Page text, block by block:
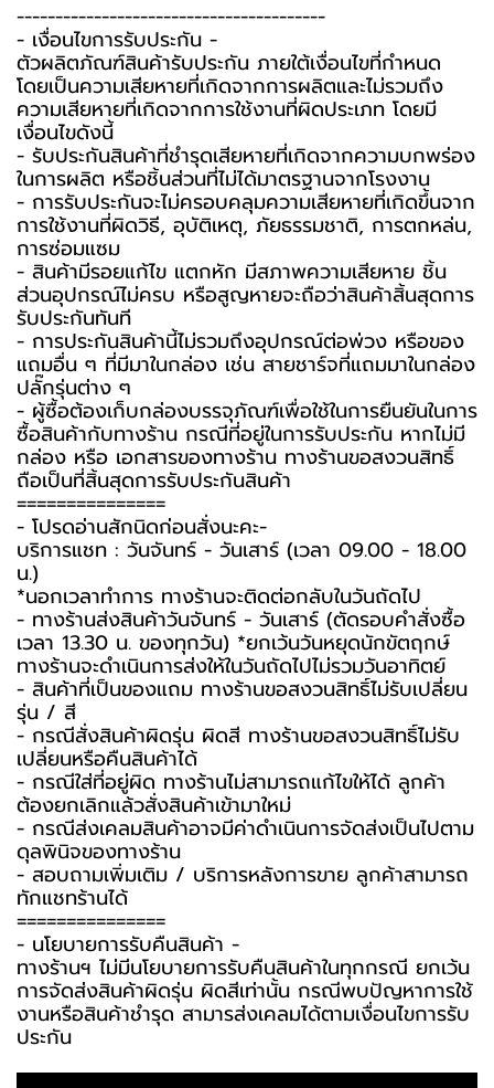
----------------------------------------
-️ เงื่อนไขการรับประกัน -️
ตัวผลิตภัณฑ์สินค้ารับประกัน ภายใต้เงื่อนไขที่กำหนด
โดยเป็นความเสียหายที่เกิดจากการผลิตและไม่รวมถึง
ความเสียหายที่เกิดจากการใช้งานที่ผิดประเภท โดยมี
เงื่อนไขดังนี้
- รับประกันสินค้าที่ชำรุดเสียหายที่เกิดจากความบกพร่อง
ในการผลิต หรือชิ้นส่วนที่ไม่ได้มาตรฐานจากโรงงาน
- การรับประกันจะไม่ครอบคลุมความเสียหายที่เกิดขึ้นจาก
การใช้งานที่ผิดวิธี, อุบัติเหตุ, ภัยธรรมชาติ, การตกหล่น,
การซ่อมแซม
- สินค้ามีรอยแก้ไข แตกหัก มีสภาพความเสียหาย ชิ้น
ส่วนอุปกรณ์ไม่ครบ หรือสูญหายจะถือว่าสินค้าสิ้นสุดการ
รับประกันทันที
- การประกันสินค้านี้ไม่รวมถึงอุปกรณ์ต่อพ่วง หรือของ
แถมอื่น ๆ ที่มีมาในกล่อง เช่น สายชาร์จที่แถมมาในกล่อง
ปลั๊กรุ่นต่าง ๆ
-️ ผู้ซื้อต้องเก็บกล่องบรรจุภัณฑ์เพื่อใช้ในการยืนยันในการ
ซื้อสินค้ากับทางร้าน กรณีที่อยู่ในการรับประกัน หากไม่มี
กล่อง หรือ เอกสารของทางร้าน ทางร้านขอสงวนสิทธิ์
ถือเป็นที่สิ้นสุดการรับประกันสินค้า
===============
-️ โปรดอ่านสักนิดก่อนสั่งนะคะ-️
บริการแชท : วันจันทร์ - วันเสาร์ (เวลา 09.00 - 18.00
น.)
*นอกเวลาทำการ ทางร้านจะติดต่อกลับในวันถัดไป
- ทางร้านส่งสินค้าวันจันทร์ - วันเสาร์ (ตัดรอบคำสั่งซื้อ
เวลา 13.30 น. ของทุกวัน) *ยกเว้นวันหยุดนักขัตฤกษ์
ทางร้านจะดำเนินการส่งให้ในวันถัดไปไม่รวมวันอาทิตย์
- สินค้าที่เป็นของแถม ทางร้านขอสงวนสิทธิ์ไม่รับเปลี่ยน
รุ่น / สี
- กรณีสั่งสินค้าผิดรุ่น ผิดสี ทางร้านขอสงวนสิทธิ์ไม่รับ
เปลี่ยนหรือคืนสินค้าได้
- กรณีใส่ที่อยู่ผิด ทางร้านไม่สามารถแก้ไขให้ได้ ลูกค้า
ต้องยกเลิกแล้วสั่งสินค้าเข้ามาใหม่
- กรณีส่งเคลมสินค้าอาจมีค่าดำเนินการจัดส่งเป็นไปตาม
ดุลพินิจของทางร้าน
- สอบถามเพิ่มเติม / บริการหลังการขาย ลูกค้าสามารถ
ทักแชทร้านได้
===============
-️ นโยบายการรับคืนสินค้า -️
ทางร้านฯ ไม่มีนโยบายการรับคืนสินค้าในทุกกรณี ยกเว้น
การจัดส่งสินค้าผิดรุ่น ผิดสีเท่านั้น กรณีพบปัญหาการใช้
งานหรือสินค้าชำรุด สามารส่งเคลมได้ตามเงื่อนไขการรับ
ประกัน